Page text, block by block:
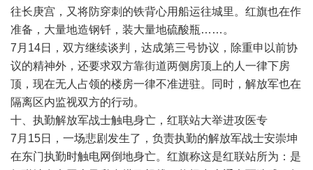
往长庚宫，又将防穿刺的铁背心用船运往城里。红旗也在作
准备，大量地造钢钎，装大量地硫酸瓶……。
7月14日，双方继续谈判，达成第三号协议，除重申以前协
议的精神外，还要求双方靠街道两侧房顶上的人一律下房
顶，现在无人占领的楼房一律不准进驻。同时，解放军也在
隔离区内监视双方的行动。
十、执勤解放军战士触电身亡，红联站大举进攻医专
7月15日，一场悲剧发生了，负责执勤的解放军战士安崇坤
在东门执勤时触电网倒地身亡。红旗称这是红联站所为：是